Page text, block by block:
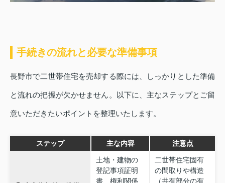
手続きの流れと必要な準備事項
長野市で二世帯住宅を売却する際には、しっかりとした準備
と流れの把握が欠かせません。以下に、主なステップとご留
意いただきたいポイントを整理いたします。
ステップ 主な内容 注意点
土地・建物の
登記事項証明
書、権利関係
二世帯住宅固有
の間取りや構造
（共有部分の有